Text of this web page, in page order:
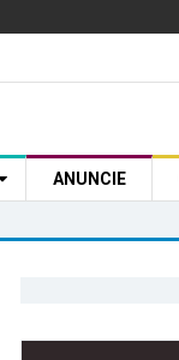
ANUNCIE